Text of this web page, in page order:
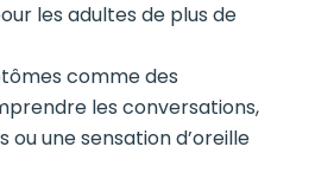
les adultes de plus de
comme des
les conversations,
ou une sensation d’oreille